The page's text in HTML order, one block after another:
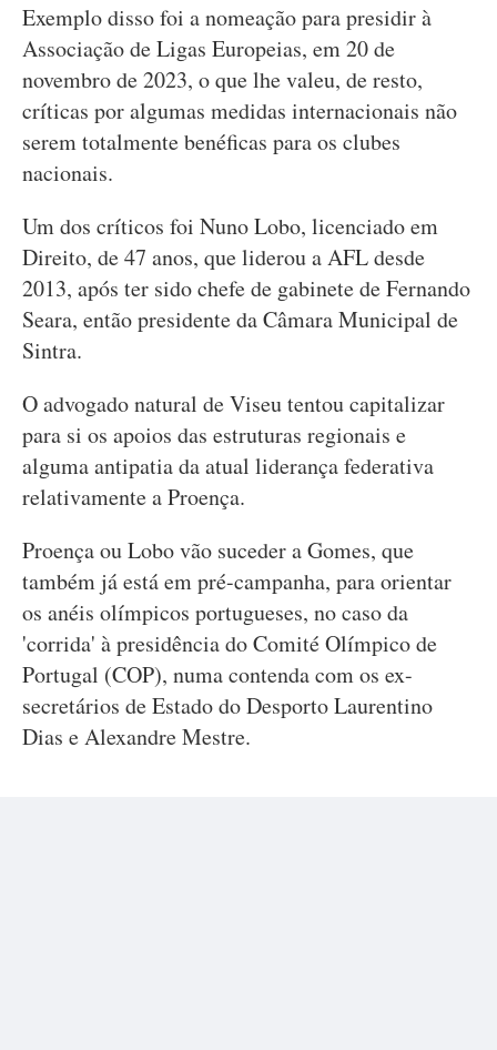
Exemplo disso foi a nomeação para presidir à
Associação de Ligas Europeias, em 20 de
novembro de 2023, o que lhe valeu, de resto,
críticas por algumas medidas internacionais não
serem totalmente benéficas para os clubes
nacionais.
Um dos críticos foi Nuno Lobo, licenciado em
Direito, de 47 anos, que liderou a AFL desde
2013, após ter sido chefe de gabinete de Fernando
Seara, então presidente da Câmara Municipal de
Sintra.
O advogado natural de Viseu tentou capitalizar
para si os apoios das estruturas regionais e
alguma antipatia da atual liderança federativa
relativamente a Proença.
Proença ou Lobo vão suceder a Gomes, que
também já está em pré-campanha, para orientar
os anéis olímpicos portugueses, no caso da
'corrida' à presidência do Comité Olímpico de
Portugal (COP), numa contenda com os ex-
secretários de Estado do Desporto Laurentino
Dias e Alexandre Mestre.